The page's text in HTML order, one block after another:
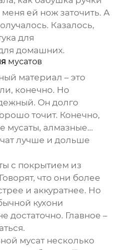
ей нож заточить. А
Казалось,
для
домашних.
мусатов
материал – это
конечно. Но
Он долго
точит. Конечно,
мусаты, алмазные…
лучше и дольше
с покрытием из
что они более
и аккуратнее. Но
кухони
достаточно. Главное –
мусат несколько